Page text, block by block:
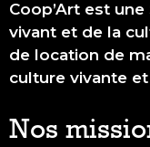
Coop’Art est
vivant et de la
de location de
culture vivante
Nos